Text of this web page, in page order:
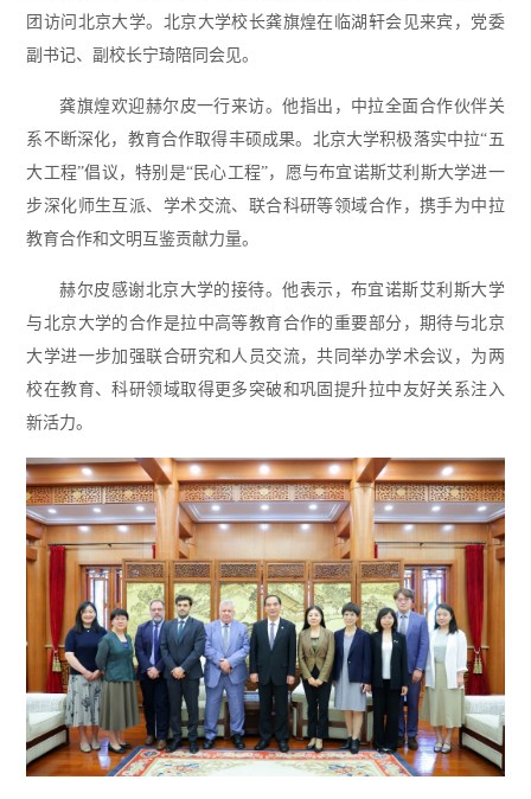
团访问北京大学。北京大学校长龚旗煌在临湖轩会见来宾，党委
副书记、副校长宁琦陪同会见。
龚旗煌欢迎赫尔皮一行来访。他指出，中拉全面合作伙伴关
系不断深化，教育合作取得丰硕成果。北京大学积极落实中拉“五
大工程”倡议，特别是“民心工程”，愿与布宜诺斯艾利斯大学进一
步深化师生互派、学术交流、联合科研等领域合作，携手为中拉
教育合作和文明互鉴贡献力量。
赫尔皮感谢北京大学的接待。他表示，布宜诺斯艾利斯大学
与北京大学的合作是拉中高等教育合作的重要部分，期待与北京
大学进一步加强联合研究和人员交流，共同举办学术会议，为两
校在教育、科研领域取得更多突破和巩固提升拉中友好关系注入
新活力。